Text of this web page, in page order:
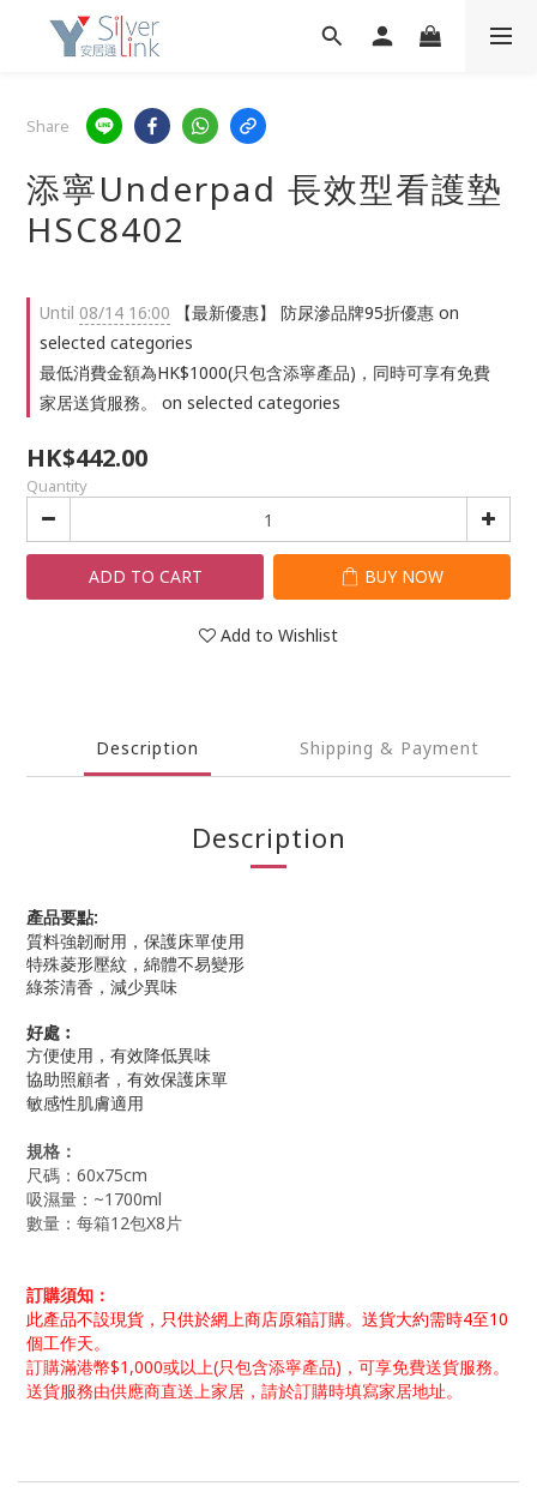
Share
添寧Underpad 長效型看護墊
HSC8402
Until 08/14 16:00 【最新優惠】 防尿滲品牌95折優惠 on
selected categories
最低消費金額為HK$1000(只包含添寧產品)，同時可享有免費
家居送貨服務。 on selected categories
HK$442.00
Quantity
ADD TO CART BUY NOW
Add to Wishlist
Description Shipping & Payment
Description
產品要點:
質料強韌耐用，保護床單使用
特殊菱形壓紋，綿體不易變形
綠茶清香，減少異味
好處︰
方便使用，有效降低異味
協助照顧者，有效保護床單
敏感性肌膚適用
規格：
尺碼：60x75cm
吸濕量：~1700ml
數量：每箱12包X8片
訂購須知：
此產品不設現貨，只供於網上商店原箱訂購。 送貨大約需時4至10
個工作天。
訂購滿港幣$1,000或以上(只包含添寧產品)，可享免費送貨服務。
送貨服務由供應商直送上家居 ， 請於訂購時填寫家居地址。